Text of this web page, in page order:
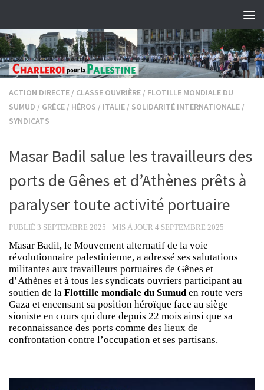
ACTION DIRECTE / CLASSE OUVRIÈRE / FLOTILLE MONDIALE DU
SUMUD / GRÈCE / HÉROS / ITALIE / SOLIDARITÉ INTERNATIONALE /
SYNDICATS
Masar Badil salue les travailleurs des
ports de Gênes et d’Athènes prêts à
paralyser toute activité portuaire
PUBLIÉ 3 SEPTEMBRE 2025 · MIS À JOUR 4 SEPTEMBRE 2025
Masar Badil, le Mouvement alternatif de la voie
révolutionnaire palestinienne, a adressé ses salutations
militantes aux travailleurs portuaires de Gênes et
d’Athènes et à tous les syndicats ouvriers participant au
soutien de la Flottille mondiale du Sumuden route vers
Gaza et encensant sa position héroïque face au siège
sioniste en cours qui dure depuis 22 mois ainsi que sa
reconnaissance des ports comme des lieux de
confrontation contre l’occupation et ses partisans.